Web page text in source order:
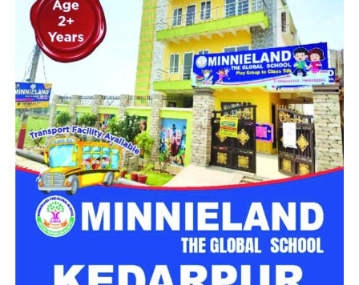
कांग्रेस ने इस मुद्दे पर भाजपा को घेरा
कांग्रेस ने इस मुद्दे पर भाजपा को घेरते हुए कहा कि आंदोलन कर रहे युवाओं
के लिए इस तरह की भाषा का इस्तेमाल दुर्भाग्यपूर्ण है। पार्टी नेताओं का
कहना है कि जिन छात्रों ने अपने भविष्य और रोजगार से जुड़े मुद्दों को लेकर
लगातार संघर्ष किया, उनके प्रति सम्मानजनक व्यवहार होना चाहिए।
कांग्रेस प्रवक्ता प्रतिमा सिंह ने कहा कि लाखों युवाओं की आवाज को
नजरअंदाज नहीं किया जा सकता। उनके अनुसार, छात्रों के आंदोलन और
जनदबाव के बाद ही केंद्र सरकार को महत्वपूर्ण निर्णय लेने पड़े। उन्होंने
आरोप लगाया कि भाजपा प्रदेश अध्यक्ष की टिप्पणी करोड़ों छात्रों और
युवाओं की भावनाओं को ठेस पहुंचाने वाली है।